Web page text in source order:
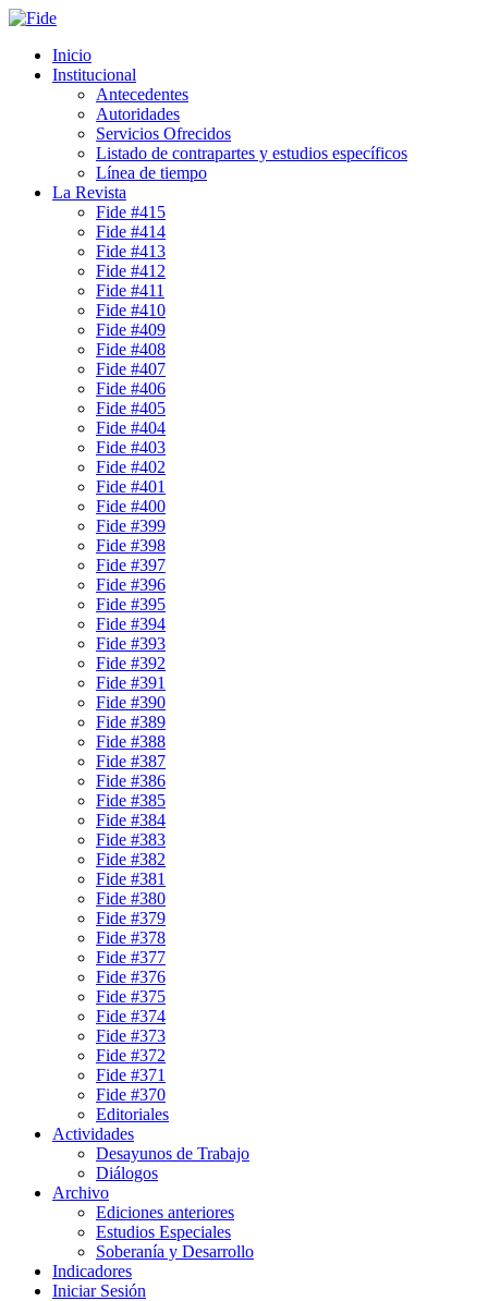
Inicio
Institucional
Antecedentes
Autoridades
Servicios Ofrecidos
Listado de contrapartes y estudios específicos
Línea de tiempo
La Revista
Fide #415
Fide #414
Fide #413
Fide #412
Fide #411
Fide #410
Fide #409
Fide #408
Fide #407
Fide #406
Fide #405
Fide #404
Fide #403
Fide #402
Fide #401
Fide #400
Fide #399
Fide #398
Fide #397
Fide #396
Fide #395
Fide #394
Fide #393
Fide #392
Fide #391
Fide #390
Fide #389
Fide #388
Fide #387
Fide #386
Fide #385
Fide #384
Fide #383
Fide #382
Fide #381
Fide #380
Fide #379
Fide #378
Fide #377
Fide #376
Fide #375
Fide #374
Fide #373
Fide #372
Fide #371
Fide #370
Editoriales
Actividades
Desayunos de Trabajo
Diálogos
Archivo
Ediciones anteriores
Estudios Especiales
Soberanía y Desarrollo
Indicadores
Iniciar Sesión